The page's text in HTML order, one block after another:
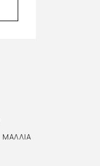
ΜΑΛΛΙΆ